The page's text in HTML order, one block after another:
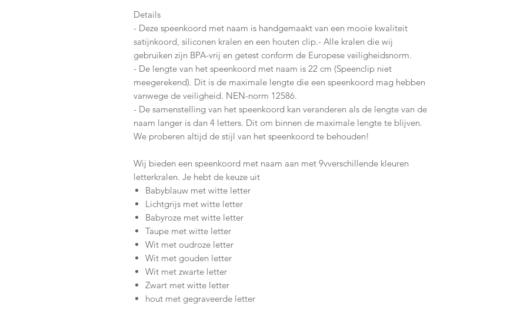
Details
- Deze speenkoord met naam is handgemaakt van een mooie kwaliteit
satijnkoord, siliconen kralen en een houten clip.- Alle kralen die wij
gebruiken zijn BPA-vrij en getest conform de Europese veiligheidsnorm.
- De lengte van het speenkoord met naam is 22 cm (Speenclip niet
meegerekend). Dit is de maximale lengte die een speenkoord mag hebben
vanwege de veiligheid. NEN-norm 12586.
- De samenstelling van het speenkoord kan veranderen als de lengte van de
naam langer is dan 4 letters. Dit om binnen de maximale lengte te blijven.
We proberen altijd de stijl van het speenkoord te behouden!
Wij bieden een speenkoord met naam aan met 9vverschillende kleuren
letterkralen. Je hebt de keuze uit
Babyblauw met witte letter
Lichtgrijs met witte letter
Babyroze met witte letter
Taupe met witte letter
Wit met oudroze letter
Wit met gouden letter
Wit met zwarte letter
Zwart met witte letter
hout met gegraveerde letter